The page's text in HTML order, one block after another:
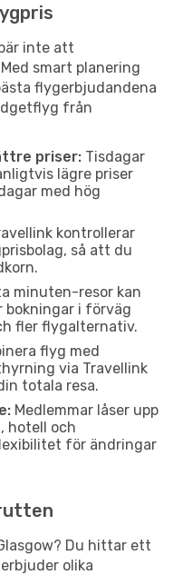
inte att
smart planering
flygerbjudandena
från
priser: Tisdagar
lägre priser
med hög
kontrollerar
så att du
minuten-resor kan
bokningar i förväg
fler flygalternativ.
flyg med
via Travellink
totala resa.
Medlemmar låser upp
hotell och
för ändringar
Du hittar ett
olika